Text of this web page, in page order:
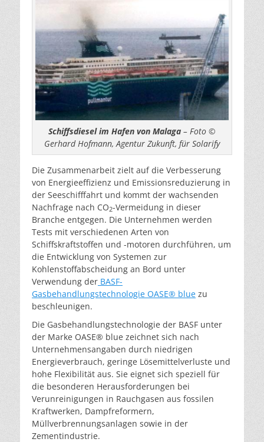
Schiffsdiesel im Hafen von Malaga – Foto ©
Gerhard Hofmann, Agentur Zukunft, für Solarify
Die Zusammenarbeit zielt auf die Verbesserung
von Energieeffizienz und Emissionsreduzierung in
der Seeschifffahrt und kommt der wachsenden
Nachfrage nach CO2-Vermeidung in dieser
Branche entgegen. Die Unternehmen werden
Tests mit verschiedenen Arten von
Schiffskraftstoffen und -motoren durchführen, um
die Entwicklung von Systemen zur
Kohlenstoffabscheidung an Bord unter
Verwendung der BASF-
Gasbehandlungstechnologie OASE® blue zu
beschleunigen.
Die Gasbehandlungstechnologie der BASF unter
der Marke OASE® blue zeichnet sich nach
Unternehmensangaben durch niedrigen
Energieverbrauch, geringe Lösemittelverluste und
hohe Flexibilität aus. Sie eignet sich speziell für
die besonderen Herausforderungen bei
Verunreinigungen in Rauchgasen aus fossilen
Kraftwerken, Dampfreformern,
Müllverbrennungsanlagen sowie in der
Zementindustrie.